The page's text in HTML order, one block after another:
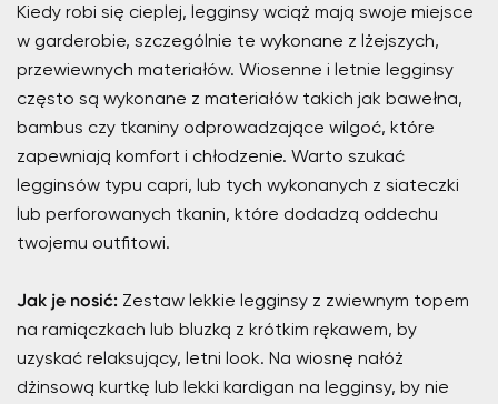
Kiedy robi się cieplej, legginsy wciąż mają swoje miejsce
w garderobie, szczególnie te wykonane z lżejszych,
przewiewnych materiałów. Wiosenne i letnie legginsy
często są wykonane z materiałów takich jak bawełna,
bambus czy tkaniny odprowadzające wilgoć, które
zapewniają komfort i chłodzenie. Warto szukać
legginsów typu capri, lub tych wykonanych z siateczki
lub perforowanych tkanin, które dodadzą oddechu
twojemu outfitowi.
Jak je nosić: Zestaw lekkie legginsy z zwiewnym topem
na ramiączkach lub bluzką z krótkim rękawem, by
uzyskać relaksujący, letni look. Na wiosnę nałóż
dżinsową kurtkę lub lekki kardigan na legginsy, by nie